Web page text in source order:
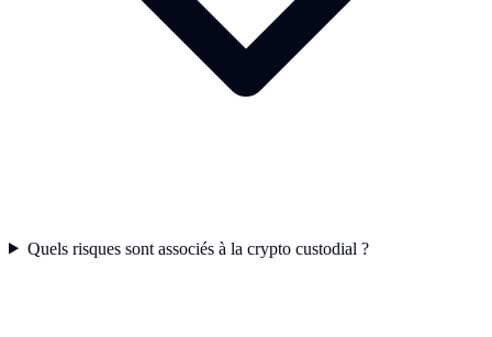
Quels risques sont associés à la crypto custodial ?